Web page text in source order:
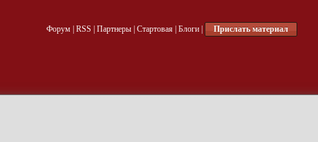
Форум| RSS Партнеры| Стартовая| Блоги| Прислать материал